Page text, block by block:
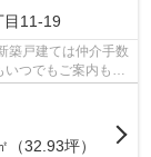
目11-19
築戸建ては仲介手数
つでもご案内もさ
32.93坪）